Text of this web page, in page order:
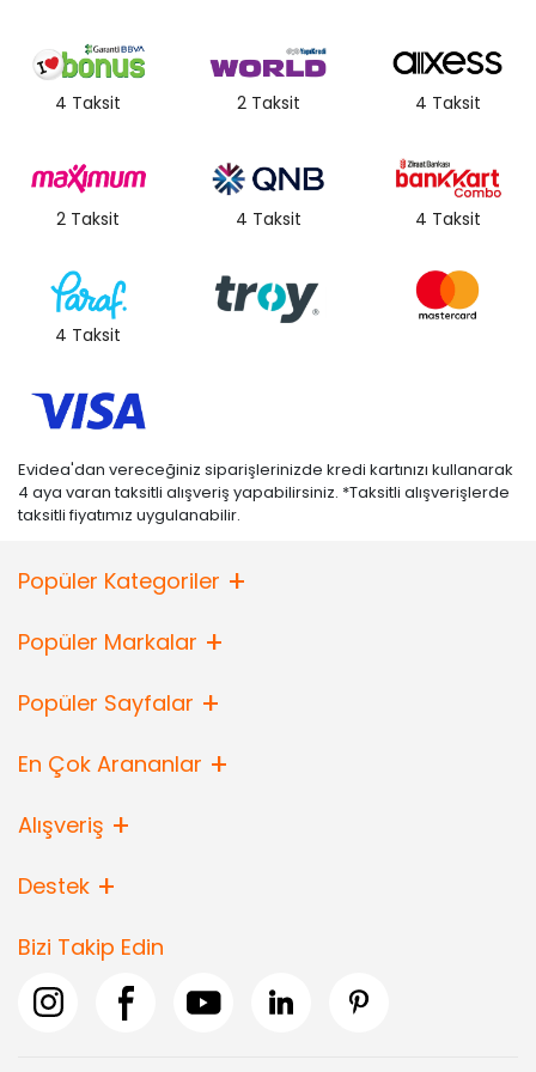
Bu fiyat perakende satışlar için belirlenmiştir. Toplu alımlar
Evidea tarafından incelenecek ve uygun bulunmayan siparişler
iptal edilecektir.
• " Ürün görsellerinde ışık, ortam ve dijital düzenlemelere bağlı
4 Taksit 2 Taksit 4 Taksit
2 Taksit 4 Taksit 4 Taksit
4 Taksit
Evidea'dan vereceğiniz siparişlerinizde kredi kartınızı kullanarak
4 aya varan taksitli alışveriş yapabilirsiniz. *Taksitli alışverişlerde
taksitli fiyatımız uygulanabilir.
Popüler Kategoriler
Popüler Markalar
Popüler Sayfalar
En Çok Arananlar
Alışveriş
Destek
Bizi Takip Edin